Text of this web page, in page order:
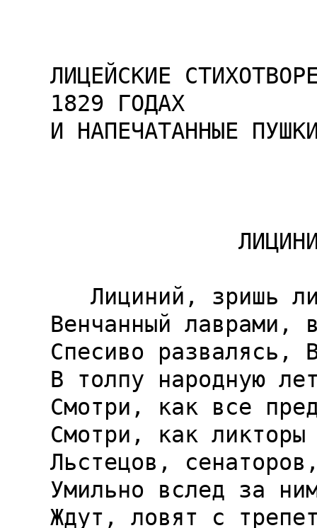
ЛИЦЕЙСКИЕ
1829 ГОДАХ
И НАПЕЧАТАННЫЕ
Венчанный лаврами,
Спесиво развалясь,
В толпу народную
Смотри, как все
Смотри, как
Льстецов,
Умильно вслед за
Ждут, ловят с